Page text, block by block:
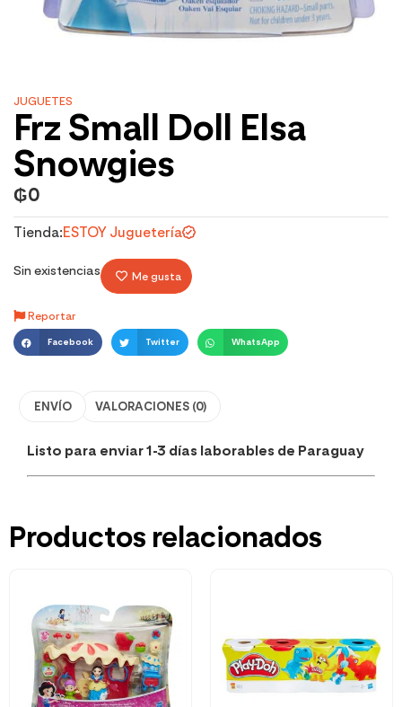
JUGUETES
Frz Small Doll Elsa
Snowgies
₲0
Tienda:ESTOY Juguetería
Sin existencias Me gusta
Reportar
Facebook Twitter WhatsApp
ENVÍO VALORACIONES (0)
Listo para enviar 1-3 días laborables de Paraguay
Productos relacionados